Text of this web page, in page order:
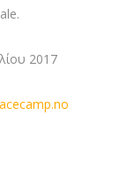
2017